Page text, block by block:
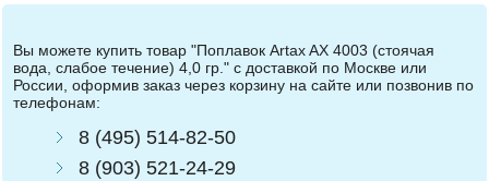
Вы можете купить товар "Поплавок Artax AX 4003 (стоячая
вода, слабое течение) 4,0 гр." с доставкой по Москве или
России, оформив заказ через корзину на сайте или позвонив по
телефонам:
8 (495) 514-82-50
8 (903) 521-24-29